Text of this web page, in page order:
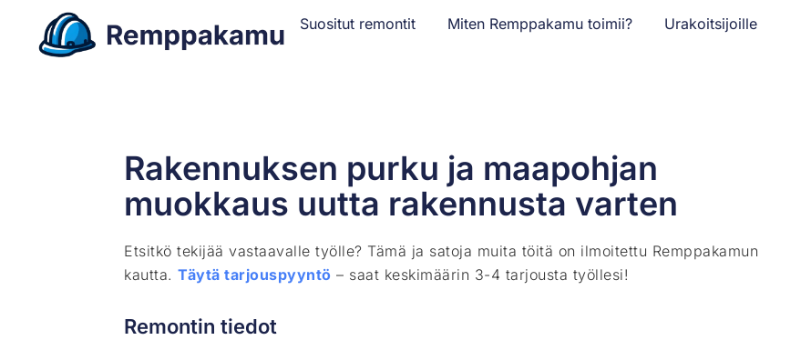
Suositut remontit Miten Remppakamu toimii? Urakoitsijoille
Rakennuksen purku ja maapohjan
muokkaus uutta rakennusta varten
Etsitkö tekijää vastaavalle työlle? Tämä ja satoja muita töitä on ilmoitettu Remppakamun
kautta.Täytä tarjouspyyntö – saat keskimäärin 3-4 tarjousta työllesi!
Remontin tiedot